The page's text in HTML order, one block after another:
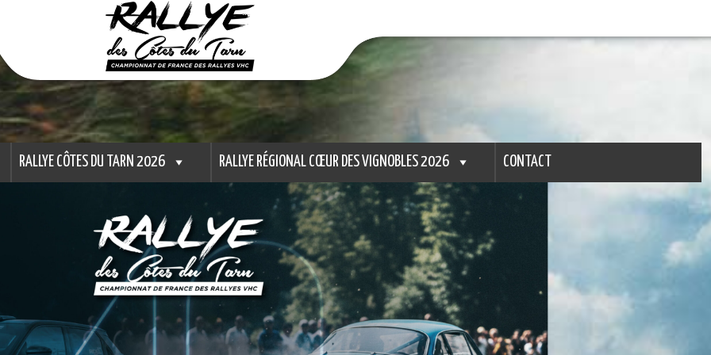
Tarn
RALLYE CÔTES DU TARN 2026 RALLYE RÉGIONAL CŒUR DES VIGNOBLES 2026 CONTACT